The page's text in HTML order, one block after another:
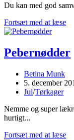
Du kan med god
Fortsæt med at læse
og
Pebernødder
Post
author:
Betina Munk
Post
published:
5. december
Post
Jul/Tørkager
Nemme og super
hurtigt...
Fortsæt med at læse